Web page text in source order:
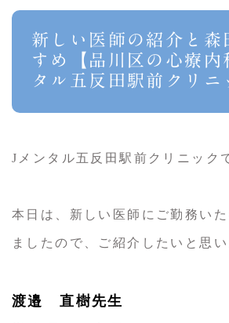
新しい医師の紹介と森
すめ【品川区の心療内
タル五反田駅前クリニ
Jメンタル五反田駅前クリニック
本日は、新しい医師にご勤務いた
ましたので、ご紹介したいと思い
渡邉 直樹先生